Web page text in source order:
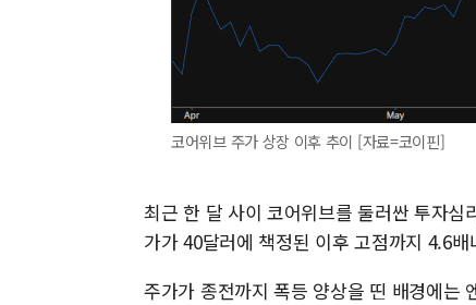
코어위브 주가 상장 이후 추이 [자료=코이핀]
최근 한 달 사이 코어위브를 둘러싼 투자
가가 40달러에 책정된 이후 고점까지 4.6배
주가가 종전까지 폭등 양상을 띤 배경에는